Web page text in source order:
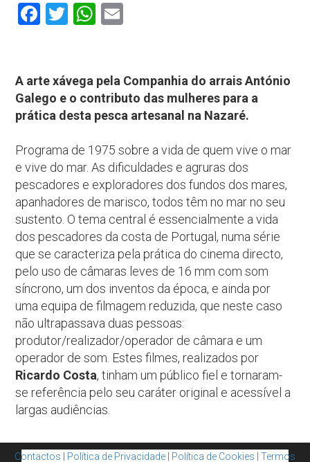
Facebook
TwitterWhatsApp
A arte xávega pela Companhia do arrais António
Galego e o contributo das mulheres para a
prática desta pesca artesanal na Nazaré.
Programa de 1975 sobre a vida de quem vive o mar
e vive do mar. As dificuldades e agruras dos
pescadores e exploradores dos fundos dos mares,
apanhadores de marisco, todos têm no mar no seu
sustento. O tema central é essencialmente a vida
dos pescadores da costa de Portugal, numa série
que se caracteriza pela prática do cinema directo,
pelo uso de câmaras leves de 16 mm com som
síncrono, um dos inventos da época, e ainda por
uma equipa de filmagem reduzida, que neste caso
não ultrapassava duas pessoas:
produtor/realizador/operador de câmara e um
operador de som. Estes filmes, realizados por
Ricardo Costa, tinham um público fiel e tornaram-
se referência pelo seu caráter original e acessível a
largas audiências.
Contactos Política de Privacidade Política de Cookies Termos